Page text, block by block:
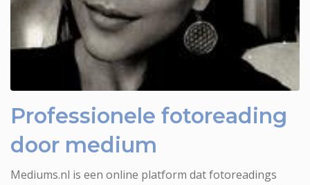
Professionele fotoreading
door medium
Mediums.nl is een online platform dat fotoreadings